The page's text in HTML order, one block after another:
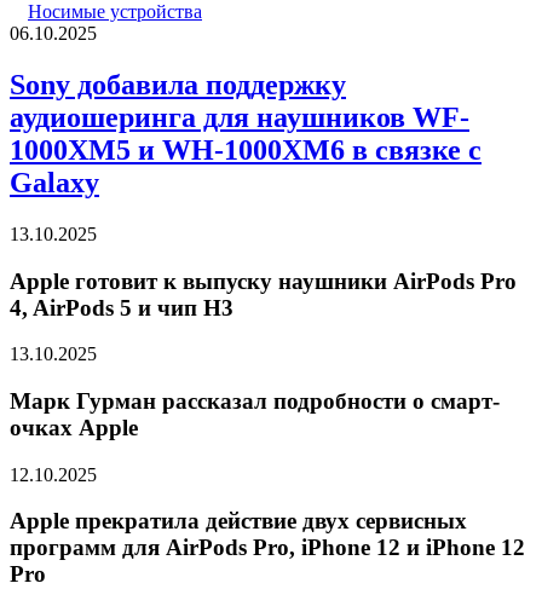
Носимые устройства
06.10.2025
Sony добавила поддержку
аудиошеринга для наушников WF-
1000XM5 и WH-1000XM6 в связке с
Galaxy
13.10.2025
Apple готовит к выпуску наушники AirPods Pro
4, AirPods 5 и чип H3
13.10.2025
Марк Гурман рассказал подробности о смарт-
очках Apple
12.10.2025
Apple прекратила действие двух сервисных
программ для AirPods Pro, iPhone 12 и iPhone 12
Pro